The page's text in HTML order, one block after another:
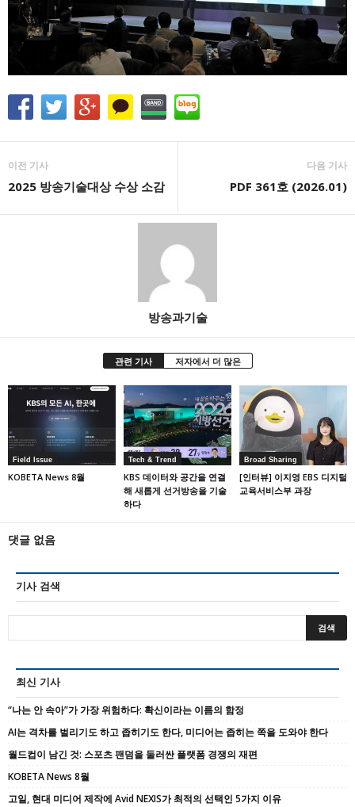
이전 기사
2025 방송기술대상 수상 소감
다음 기사
PDF 361호 (2026.01)
방송과기술
관련 기사 저자에서 더 많은
Field Issue
KOBETA News 8월
Tech & Trend
KBS 데이터와 공간을 연결
해 새롭게 선거방송을 기술
하다
Broad Sharing
[인터뷰] 이지영 EBS 디지털
교육서비스부 과장
댓글 없음
기사 검색
최신 기사
“나는 안 속아”가 가장 위험하다: 확신이라는 이름의 함정
AI는 격차를 벌리기도 하고 좁히기도 한다, 미디어는 좁히는 쪽을 도와야 한다
월드컵이 남긴 것: 스포츠 팬덤을 둘러싼 플랫폼 경쟁의 재편
KOBETA News 8월
고일, 현대 미디어 제작에 Avid NEXIS가 최적의 선택인 5가지 이유